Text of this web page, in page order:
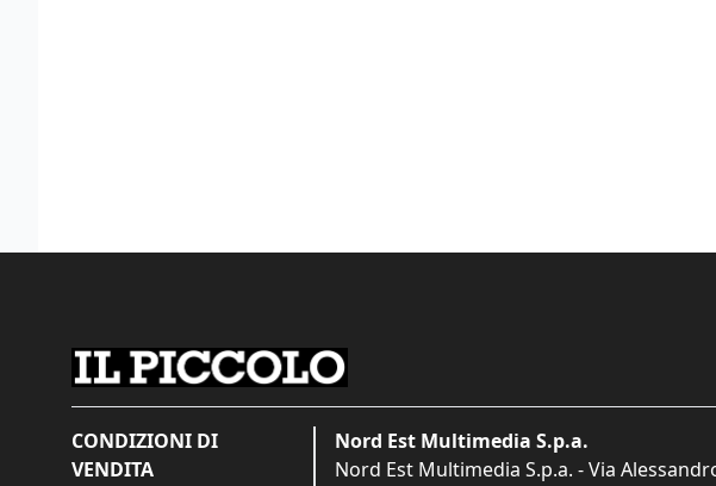
CONDIZIONI DI
VENDITA
Nord Est Multimedia S.p.a.
Nord Est Multimedia S.p.a. - Via